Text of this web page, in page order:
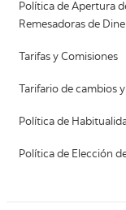
Política de Apertura
Remesadoras de
Tarifas y Comisiones
Tarifario de cambios
Política de
Política de Elección